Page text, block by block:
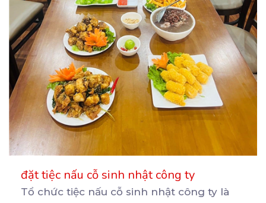
đặt tiệc nấu cỗ sinh nhật công ty
Tổ chức tiệc nấu cỗ sinh nhật công ty là